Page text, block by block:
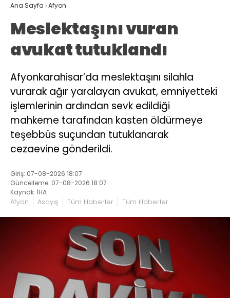
Ana Sayfa ›Afyon
Meslektaşını vuran
avukat tutuklandı
Afyonkarahisar’da meslektaşını silahla
vurarak ağır yaralayan avukat, emniyetteki
işlemlerinin ardından sevk edildiği
mahkeme tarafından kasten öldürmeye
teşebbüs suçundan tutuklanarak
cezaevine gönderildi.
Giriş: 07-08-2026 18:07
Güncelleme: 07-08-2026 18:07
Kaynak: İHA
Afyon Asayiş Tüm Haberler Tüm Haberler